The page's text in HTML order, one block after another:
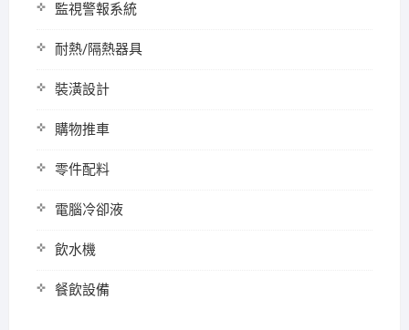
監視警報系統
耐熱/隔熱器具
裝潢設計
購物推車
零件配料
電腦冷卻液
飲水機
餐飲設備